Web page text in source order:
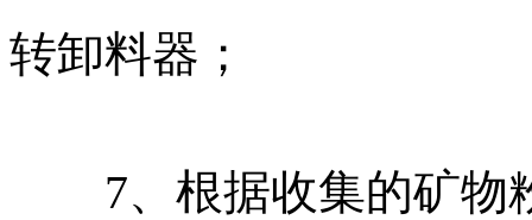
转卸料器；
7、根据收集的矿物